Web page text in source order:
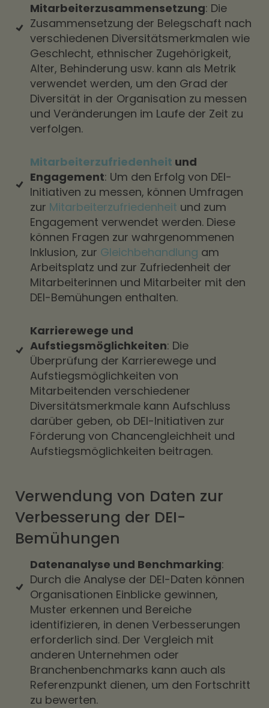
Mitarbeiterzusammensetzung: Die
Zusammensetzung der Belegschaft nach
verschiedenen Diversitätsmerkmalen wie
Geschlecht, ethnischer Zugehörigkeit,
Alter, Behinderung usw. kann als Metrik
verwendet werden, um den Grad der
Diversität in der Organisation zu messen
und Veränderungen im Laufe der Zeit zu
verfolgen.
Mitarbeiterzufriedenheit und
Engagement: Um den Erfolg von DEI-
Initiativen zu messen, können Umfragen
zur Mitarbeiterzufriedenheit und zum
Engagement verwendet werden. Diese
können Fragen zur wahrgenommenen
Inklusion, zur Gleichbehandlung am
Arbeitsplatz und zur Zufriedenheit der
Mitarbeiterinnen und Mitarbeiter mit den
DEI-Bemühungen enthalten.
Karrierewege und
Aufstiegsmöglichkeiten: Die
Überprüfung der Karrierewege und
Aufstiegsmöglichkeiten von
Mitarbeitenden verschiedener
Diversitätsmerkmale kann Aufschluss
darüber geben, ob DEI-Initiativen zur
Förderung von Chancengleichheit und
Aufstiegsmöglichkeiten beitragen.
Verwendung von Daten zur
Verbesserung der DEI-
Bemühungen
Datenanalyse und Benchmarking:
Durch die Analyse der DEI-Daten können
Organisationen Einblicke gewinnen,
Muster erkennen und Bereiche
identifizieren, in denen Verbesserungen
erforderlich sind. Der Vergleich mit
anderen Unternehmen oder
Branchenbenchmarks kann auch als
Referenzpunkt dienen, um den Fortschritt
zu bewerten.